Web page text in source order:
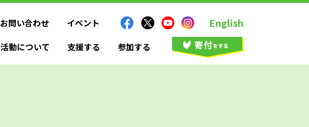
活動について 支援する 参加する
お問い合わせ イベント English